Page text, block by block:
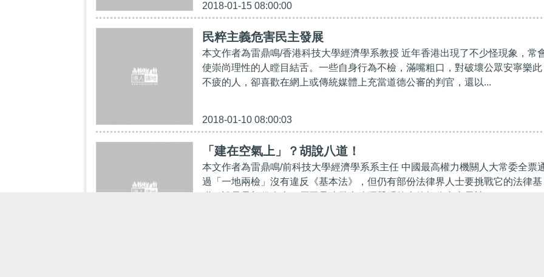
2018-01-15 08:00:00
民粹主義危害民主發展
本文作者為雷鼎鳴/香港科技大學經濟學系教授 近年香港出現了不少怪現象，常
使崇尚理性的人瞠目結舌。一些自身行為不檢，滿嘴粗口，對破壞公眾安寧樂此
不疲的人，卻喜歡在網上或傳統媒體上充當道德公審的判官，還以...
2018-01-10 08:00:03
「建在空氣上」？胡說八道！
本文作者為雷鼎鳴/前科技大學經濟學系系主任 中國最高權力機關人大常委全票
過「一地兩檢」沒有違反《基本法》，但仍有部份法律界人士要挑戰它的法律基